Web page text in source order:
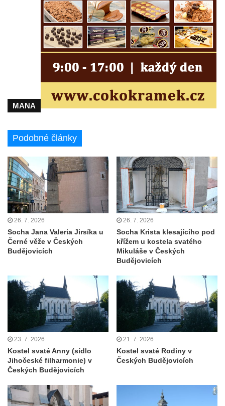
Lischkeova kaple severně od Dolní
Chřibské
Farská kaple pod Širokým vrchem
Kostel svatého Michaela v Nové Roli
Kostel svatých Petra a Pavla v Kadani
Chrám pokoje v Hrádku nad Nisou
Kostel svatého Bartoloměje v Hrádku nad
Kostel svatého Mikuláše v Tisové u
Kostel svatého Vavřince v Náchodě
Kostel svaté Kateřiny Alexandrijské ve
Vysokém nad Jizerou
Kostel svatého Prokopa v Jablonci nad
Pavilon bývalé studny na náměstí Dr. Karla
Kramáře ve Vysokém nad Jizerou
Dolní Poustevně
Kostel Nanebevstupení Páně na hřbitově v
Mikulášovicích
Kostel Nanebevzetí Panny Marie na Velkém
náměstí v Hradci Králové
Kaple svatého Klimenta u Bílé věže v
Hradci Králové
Katedrální kostel Svatého Ducha na Velkém
náměstí v Hradci Králové
MANA
Podobné články
26. 7. 2026
Socha Jana Valeria Jirsíka u
Černé věže v Českých
Budějovicích
26. 7. 2026
Socha Krista klesajícího pod
křížem u kostela svatého
Mikuláše v Českých
Budějovicích
23. 7. 2026
Kostel svaté Anny (sídlo
Jihočeské filharmonie) v
Českých Budějovicích
21. 7. 2026
Kostel svaté Rodiny v
Českých Budějovicích